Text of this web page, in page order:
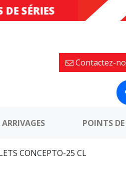
DE SÉRIES
Contactez-
ARRIVAGES POINTS
CONCEPTO-25 CL